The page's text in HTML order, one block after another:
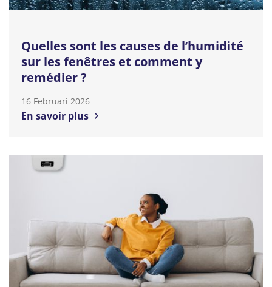
Quelles sont les causes de l’humidité
sur les fenêtres et comment y
remédier ?
16 Februari 2026
En savoir plus